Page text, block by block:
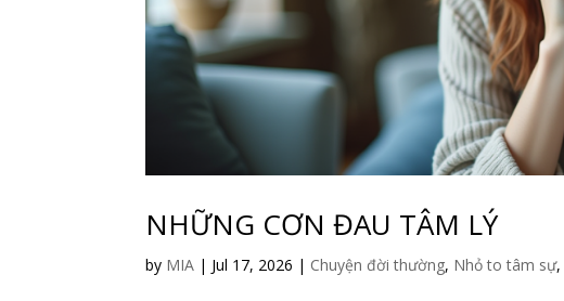
NHỮNG CƠN ĐAU TÂM LÝ
by MIA | Jul 17, 2026 | Chuyện đời thường, Nhỏ to tâm sự,